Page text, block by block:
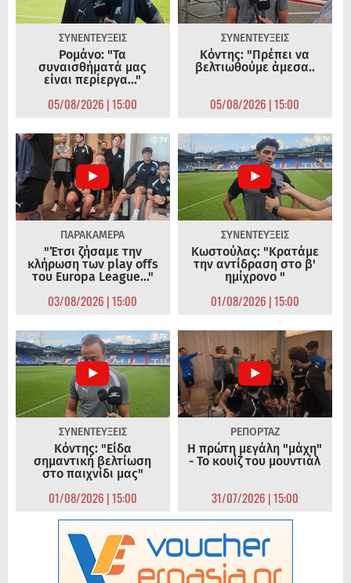
ΣΥΝΕΝΤΕΥΞΕΙΣ
Ρομάνο: "Τα
συναισθήματά μας
είναι περίεργα..."
05/08/2026 | 15:00
ΣΥΝΕΝΤΕΥΞΕΙΣ
Κόντης: "Πρέπει να
βελτιωθούμε άμεσα..
05/08/2026 | 15:00
ΠΑΡΑΚΑΜΕΡΑ
"Έτσι ζήσαμε την
κλήρωση των play offs
του Europa League..."
03/08/2026 | 15:00
ΣΥΝΕΝΤΕΥΞΕΙΣ
Κωστούλας: "Κρατάμε
την αντίδραση στο β'
ημίχρονο "
01/08/2026 | 15:00
ΣΥΝΕΝΤΕΥΞΕΙΣ
Κόντης: "Είδα
σημαντική βελτίωση
στο παιχνίδι μας"
01/08/2026 | 15:00
ΡΕΠΟΡΤΑΖ
Η πρώτη μεγάλη "μάχη"
- Το κουίζ του μουντιάλ
31/07/2026 | 15:00